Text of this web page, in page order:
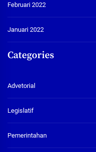
Februari 2022
Januari 2022
Categories
Advetorial
Legislatif
Pemerintahan